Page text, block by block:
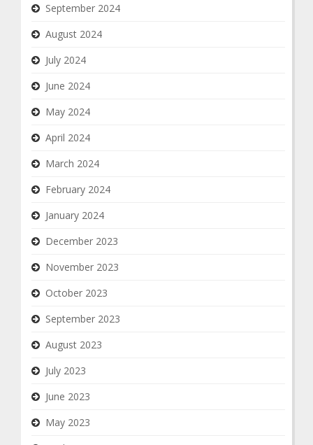
September 2024
August 2024
July 2024
June 2024
May 2024
April 2024
March 2024
February 2024
January 2024
December 2023
November 2023
October 2023
September 2023
August 2023
July 2023
June 2023
May 2023